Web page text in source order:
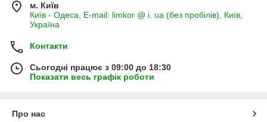
м. Київ
Київ - Одеса, E-mail: limkor @ i. ua (без пробілів), Київ,
Україна
Контакти
Сьогодні працює з 09:00 до 18:30
Показати весь графік роботи
Про нас